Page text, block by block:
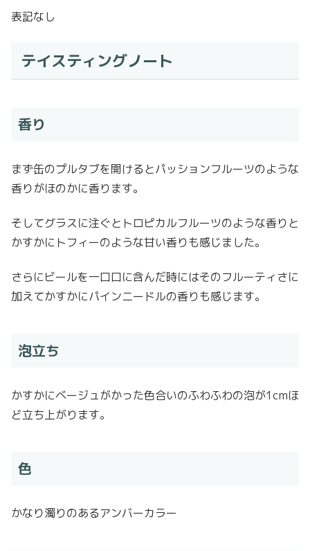
表記なし
テイスティングノート
香り
まず缶のプルタブを開けるとパッションフルーツのような
香りがほのかに香ります。
そしてグラスに注ぐとトロピカルフルーツのような香りと
かすかにトフィーのような甘い香りも感じました。
さらにビールを一口口に含んだ時にはそのフルーティさに
加えてかすかにパインニードルの香りも感じます。
泡立ち
かすかにベージュがかった色合いのふわふわの泡が1cmほ
ど立ち上がります。
色
かなり濁りのあるアンバーカラー